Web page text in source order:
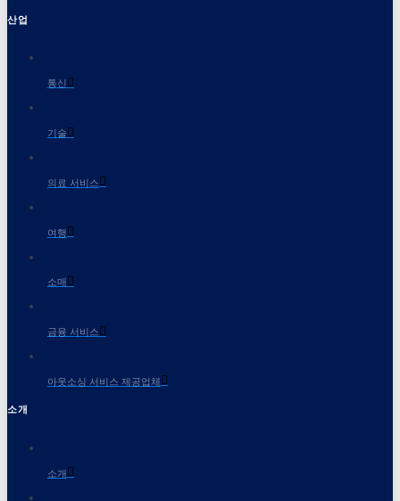
산업
통신
기술
의료 서비스
여행
소매
금융 서비스
아웃소싱 서비스 제공업체
소개
소개